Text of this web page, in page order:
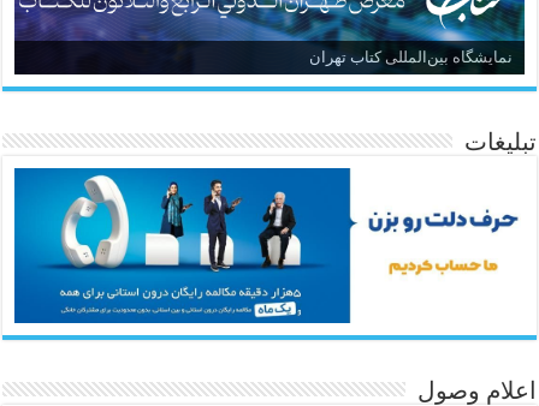
نمایشگاه بین‌المللی کتاب تهران
تبلیغات
اعلام وصول